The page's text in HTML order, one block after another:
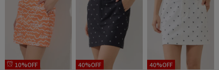
10%OFF
40%OFF
40%OFF